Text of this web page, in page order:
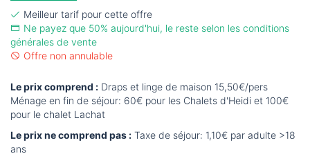
Meilleur tarif pour cette offre
Ne payez que 50% aujourd'hui, le reste selon les conditions
générales de vente
Offre non annulable
Le prix comprend : Draps et linge de maison 15,50€/pers
Ménage en fin de séjour: 60€ pour les Chalets d'Heidi et 100€
pour le chalet Lachat
Le prix ne comprend pas : Taxe de séjour: 1,10€ par adulte >18
ans